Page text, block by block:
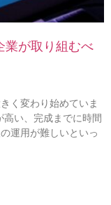
業が取り組むべ
く変わり始めていま
い、完成までに時間
運用が難しいといっ